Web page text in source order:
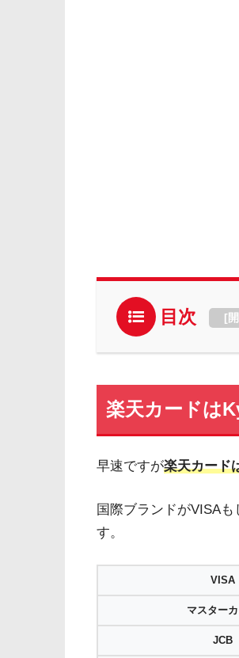
目次 [開
楽天カードは
早速ですが楽天カード
国際ブランドがVISA
す。
VISA
マスター
JCB